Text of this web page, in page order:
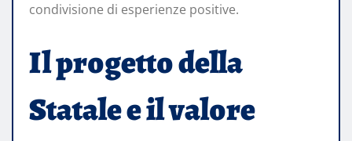
condivisione di esperienze positive.
Il progetto della
Statale e il valore